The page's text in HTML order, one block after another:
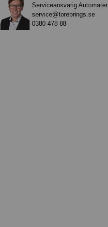
Serviceansvarig Automater
service@torebrings.se
0380-478 88